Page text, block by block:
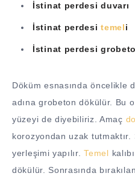
İstinat perdesi duvarı
İstinat perdesitemeli
İstinat perdesi
Döküm esnasında öncelikle
adına grobeton dökülür. Bu
yüzeyi de diyebiliriz. Amaç
korozyondan uzak tutmaktır.
yerleşimi yapılır.Temel
dökülür. Sonrasında